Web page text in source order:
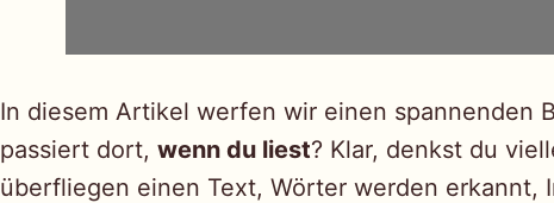
In diesem Artikel werfen wir einen spannenden
passiert dort, wenn du liest? Klar, denkst du
überfliegen einen Text, Wörter werden erkannt,